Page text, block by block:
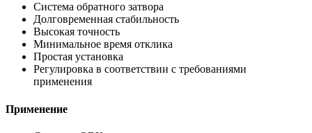
Система обратного затвора
Долговременная стабильность
Высокая точность
Минимальное время отклика
Простая установка
Регулировка в соответствии с требованиями
применения
Применение